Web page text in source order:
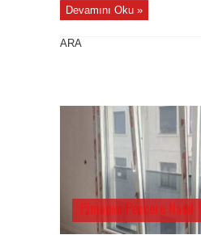
Devamını Oku »
ARA
Pimapen Pencere Nasıl